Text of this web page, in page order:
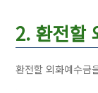
2. 환전할
환전할 외화예수금